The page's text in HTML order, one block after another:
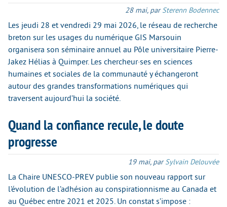
28 mai, parSterenn Bodennec
Les jeudi 28 et vendredi 29 mai 2026, le réseau de recherche
breton sur les usages du numérique GIS Marsouin
organisera son séminaire annuel au Pôle universitaire Pierre-
Jakez Hélias à Quimper. Les chercheur·ses en sciences
humaines et sociales de la communauté y échangeront
autour des grandes transformations numériques qui
traversent aujourd’hui la société.
Quand la confiance recule, le doute
progresse
19 mai, parSylvain Delouvée
La Chaire UNESCO-PREV publie son nouveau rapport sur
l’évolution de l’adhésion au conspirationnisme au Canada et
au Québec entre 2021 et 2025. Un constat s’impose :